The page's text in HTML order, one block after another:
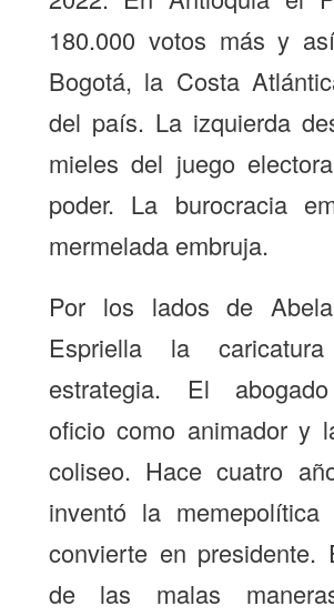
180.000 votos más y
Bogotá, la Costa
del país. La izquierda
mieles del juego
poder. La burocracia
mermelada embruja.
Por los lados de
Espriella la
estrategia. El
oficio como animador y
coliseo. Hace cuatro
inventó la
convierte en presidente.
de las malas